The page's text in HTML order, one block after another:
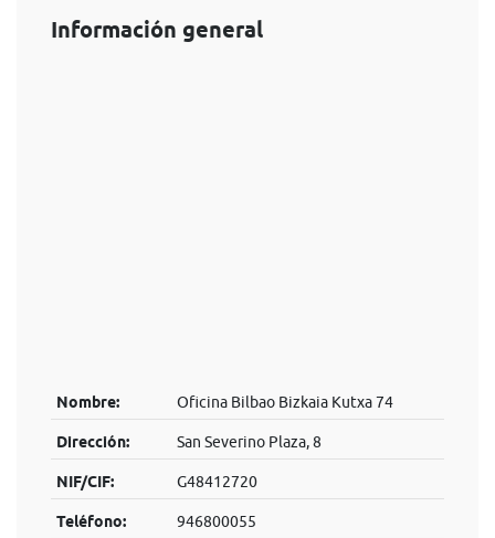
Información general
Nombre: Oficina Bilbao Bizkaia Kutxa 74
Dirección: San Severino Plaza, 8
NIF/CIF: G48412720
Teléfono: 946800055